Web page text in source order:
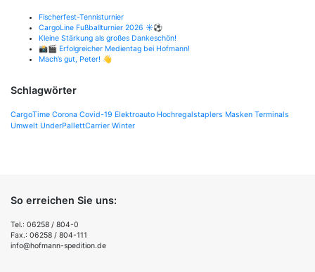
Fischerfest-Tennisturnier
CargoLine Fußballturnier 2026 ☀️⚽
Kleine Stärkung als großes Dankeschön!
📸🎬 Erfolgreicher Medientag bei Hofmann!
Mach’s gut, Peter! 👋
Schlagwörter
CargoTime Corona Covid-19 Elektroauto Hochregalstaplers Masken Terminals
Umwelt UnderPallettCarrier Winter
So erreichen Sie uns:
Tel.: 06258 / 804-0
Fax.: 06258 / 804-111
info@hofmann-spedition.de